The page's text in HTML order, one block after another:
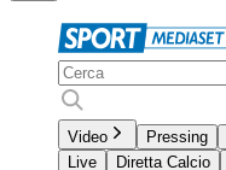
Video Pressing
Live
Diretta Calcio